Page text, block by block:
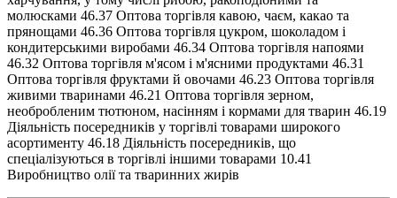
молюсками 46.37 Оптова торгівля кавою, чаєм, какао та
прянощами 46.36 Оптова торгівля цукром, шоколадом і
кондитерськими виробами 46.34 Оптова торгівля напоями
46.32 Оптова торгівля м'ясом і м'ясними продуктами 46.31
Оптова торгівля фруктами й овочами 46.23 Оптова торгівля
живими тваринами 46.21 Оптова торгівля зерном,
необробленим тютюном, насінням і кормами для тварин 46.19
Діяльність посередників у торгівлі товарами широкого
асортименту 46.18 Діяльність посередників, що
спеціалізуються в торгівлі іншими товарами 10.41
Виробництво олії та тваринних жирів